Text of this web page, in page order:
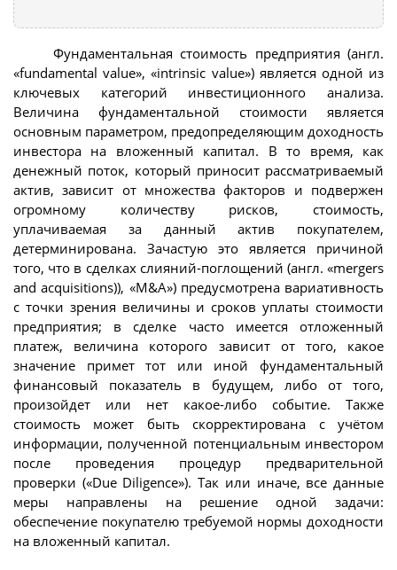
Фундаментальная стоимость предприятия (англ.
«fundamental value», «intrinsic value») является одной из
ключевых категорий инвестиционного анализа.
Величина фундаментальной стоимости является
основным параметром, предопределяющим доходность
инвестора на вложенный капитал. В то время, как
денежный поток, который приносит рассматриваемый
актив, зависит от множества факторов и подвержен
огромному количеству рисков, стоимость,
уплачиваемая за данный актив покупателем,
детерминирована. Зачастую это является причиной
того, что в сделках слияний-поглощений (англ. «mergers
and acquisitions)), «M&A») предусмотрена вариативность
с точки зрения величины и сроков уплаты стоимости
предприятия; в сделке часто имеется отложенный
платеж, величина которого зависит от того, какое
значение примет тот или иной фундаментальный
финансовый показатель в будущем, либо от того,
произойдет или нет какое-либо событие. Также
стоимость может быть скорректирована с учётом
информации, полученной потенциальным инвестором
после проведения процедур предварительной
проверки («Due Diligence»). Так или иначе, все данные
меры направлены на решение одной задачи:
обеспечение покупателю требуемой нормы доходности
на вложенный капитал.